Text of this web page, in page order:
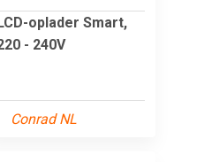
oplader Smart,
- 240V
Conrad NL